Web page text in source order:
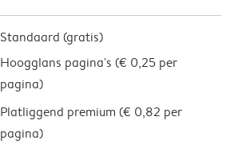
Standaard (gratis)
Hoogglans pagina's (€ 0,25 per
pagina)
Platliggend premium (€ 0,82 per
pagina)